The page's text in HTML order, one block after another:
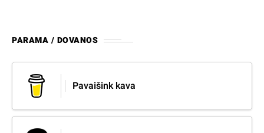
PARAMA / DOVANOS
Pavaišink kava